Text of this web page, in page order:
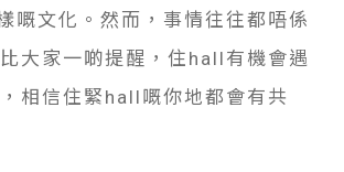
嘅文化。然而，事情往往都唔係
大家一啲提醒，住hall有機會遇
相信住緊hall嘅你地都會有共